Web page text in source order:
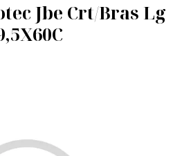
Jbe Crt/Bras Lg